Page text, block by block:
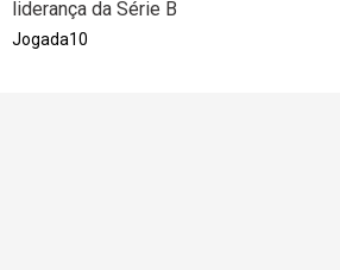
liderança da Série B
Jogada10